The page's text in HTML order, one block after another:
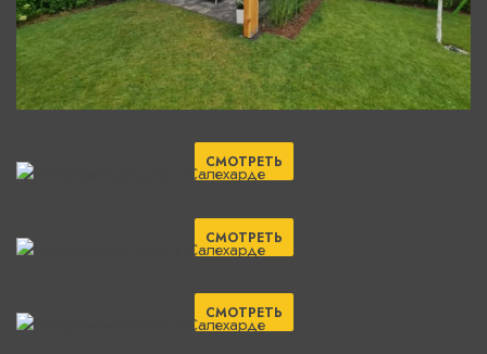
СМОТРЕТЬ
СМОТРЕТЬ
СМОТРЕТЬ